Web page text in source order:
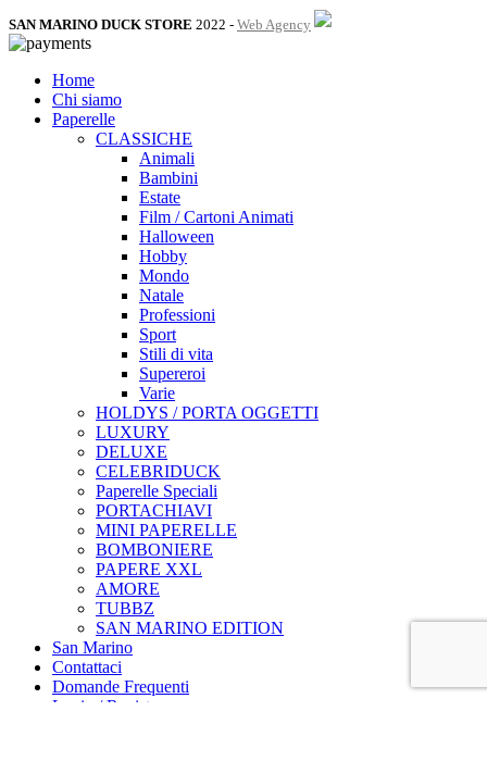
SAN MARINO DUCK STORE 2022 - Web Agency
Home
Chi siamo
Paperelle
CLASSICHE
Animali
Bambini
Estate
Film / Cartoni Animati
Halloween
Hobby
Mondo
Natale
Professioni
Sport
Stili di vita
Supereroi
Varie
HOLDYS / PORTA OGGETTI
LUXURY
DELUXE
CELEBRIDUCK
Paperelle Speciali
PORTACHIAVI
MINI PAPERELLE
BOMBONIERE
PAPERE XXL
AMORE
TUBBZ
SAN MARINO EDITION
San Marino
Contattaci
Domande Frequenti
Login / Register